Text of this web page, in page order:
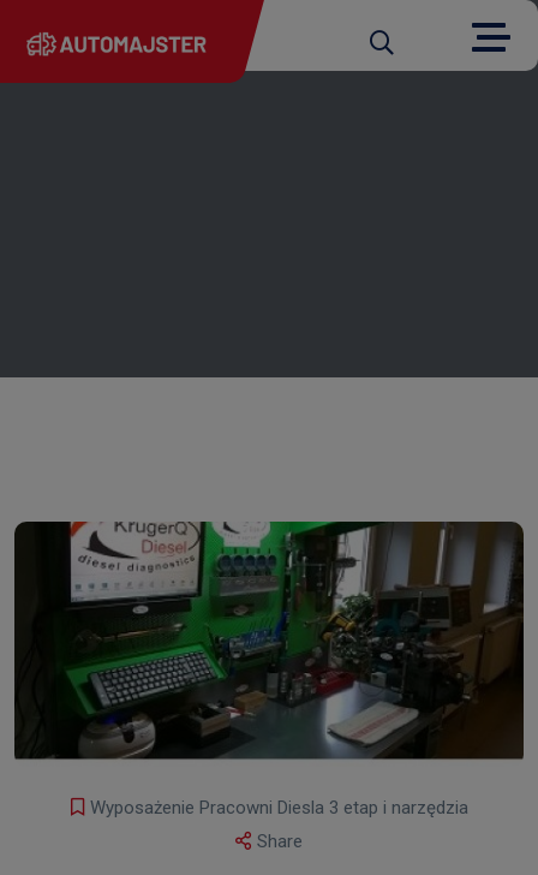
Wyposażenie Pracowni Diesla 3 etap i narzędzia
Share